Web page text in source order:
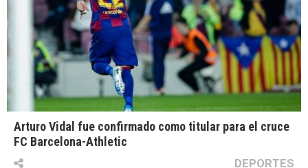
Arturo Vidal fue confirmado como titular para el cruce
FC Barcelona-Athletic
DEPORTES